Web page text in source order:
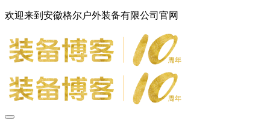
欢迎来到安徽格尔户外装备有限公司官网